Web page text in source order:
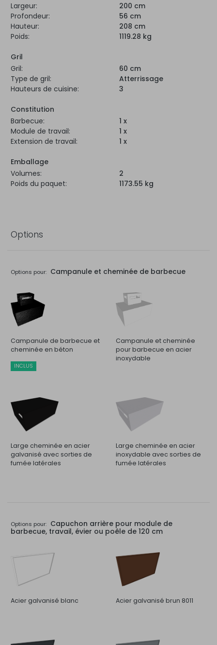
Largeur:
200 cm
Profondeur:
56 cm
Hauteur:
208 cm
Poids:
1119.28 kg
Gril
Gril:
60 cm
Type de gril:
Atterrissage
Hauteurs de cuisine:
3
Constitution
Barbecue:
1 x
Module de travail:
1 x
Extension de travail:
1 x
Emballage
Volumes:
2
Poids du paquet:
1173.55 kg
Options
Options pour: Campanule et cheminée de barbecue
Campanule de barbecue et
cheminée en béton
INCLUS
Campanule et cheminée
pour barbecue en acier
inoxydable
Large cheminée en acier
galvanisé avec sorties de
fumée latérales
Large cheminée en acier
inoxydable avec sorties de
fumée latérales
Options pour: Capuchon arrière pour module de
barbecue, travail, évier ou poêle de 120 cm
Acier galvanisé blanc Acier galvanisé brun 8011